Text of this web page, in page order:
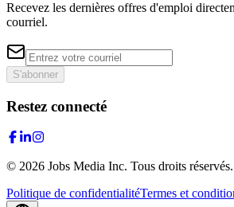
Recevez les dernières offres d'emploi
courriel.
S'abonner
Restez connecté
© 2026 Jobs Media Inc. Tous droits réservés.
Politique de confidentialitéTermes et